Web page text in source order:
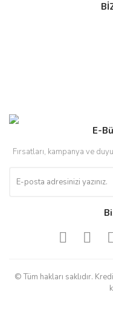
E-
Fırsatları, kampanya ve
© Tüm hakları saklıdır.